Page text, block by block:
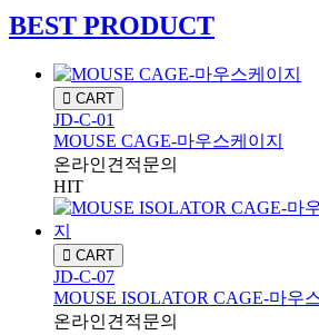
BEST PRODUCT
CART
JD-C-01
MOUSE CAGE-마우스케이지
온라인견적문의
HIT
CART
JD-C-07
MOUSE ISOLATOR CAGE-마우
온라인견적문의